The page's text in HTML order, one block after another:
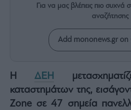
Άρθρα
Bons
Vivants
Για να μας βλέπεις πιο συχνά
αναζήτησης
Add mononews.gr on
ΗΔΕΗ
καταστημάτων της,
Zone σε 47 σημεία